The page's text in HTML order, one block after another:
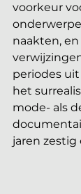
voorkeur
naakten,
periodes
het
mode- als
jaren zestig